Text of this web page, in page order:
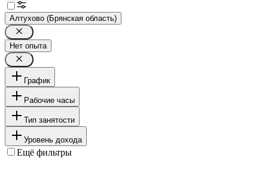
Алтухово (Брянская область)
Нет опыта
График
Рабочие часы
Тип занятости
Уровень дохода
Ещё фильтры